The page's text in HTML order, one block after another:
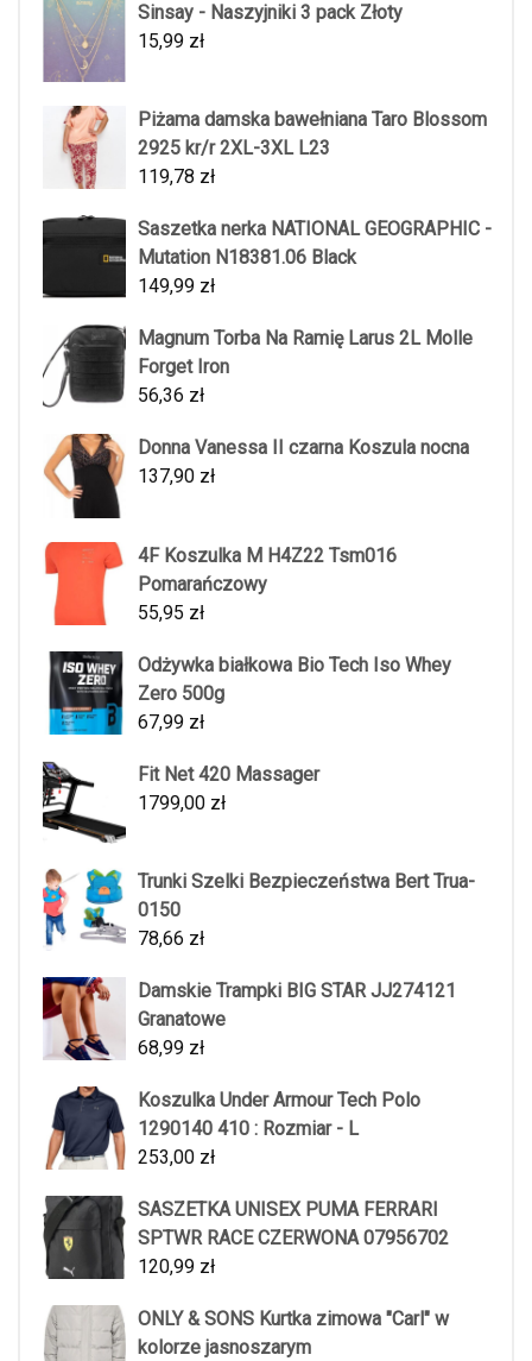
Sinsay - Naszyjniki 3 pack Złoty
15,99 zł
Piżama damska bawełniana Taro Blossom
2925 kr/r 2XL-3XL L23
119,78 zł
Saszetka nerka NATIONAL GEOGRAPHIC -
Mutation N18381.06 Black
149,99 zł
Magnum Torba Na Ramię Larus 2L Molle
Forget Iron
56,36 zł
Donna Vanessa II czarna Koszula nocna
137,90 zł
4F Koszulka M H4Z22 Tsm016
Pomarańczowy
55,95 zł
Odżywka białkowa Bio Tech Iso Whey
Zero 500g
67,99 zł
Fit Net 420 Massager
1799,00 zł
Trunki Szelki Bezpieczeństwa Bert Trua-
0150
78,66 zł
Damskie Trampki BIG STAR JJ274121
Granatowe
68,99 zł
Koszulka Under Armour Tech Polo
1290140 410 : Rozmiar - L
253,00 zł
SASZETKA UNISEX PUMA FERRARI
SPTWR RACE CZERWONA 07956702
120,99 zł
ONLY & SONS Kurtka zimowa "Carl" w
kolorze jasnoszarym